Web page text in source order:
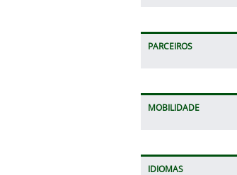
PARCEIROS
MOBILIDADE
IDIOMAS